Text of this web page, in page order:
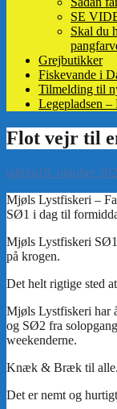
SE
Skal du
Grejbutikker
Fiskevande i
Tilmelding til
Legepladsen
admin18. oktober